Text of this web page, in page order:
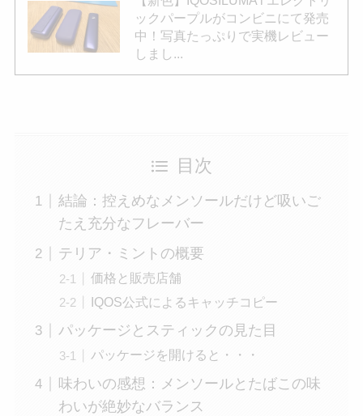
ックパープルがコンビニにて発売
中！写真たっぷりで実機レビュー
しまし...
目次
結論：控えめなメンソールだけど吸いご
たえ充分なフレーバー
テリア・ミントの概要
価格と販売店舗
IQOS公式によるキャッチコピー
パッケージとスティックの見た目
パッケージを開けると・・・
味わいの感想：メンソールとたばこの味
わいが絶妙なバランス